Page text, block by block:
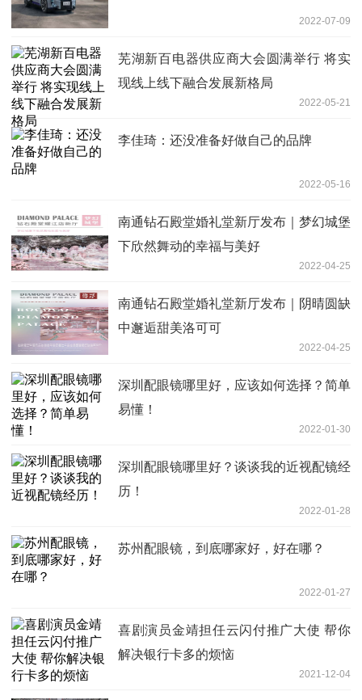
2022-07-09
芜湖新百电器供应商大会圆满举行 将实
现线上线下融合发展新格局
2022-05-21
李佳琦：还没准备好做自己的品牌
2022-05-16
南通钻石殿堂婚礼堂新厅发布｜梦幻城堡
下欣然舞动的幸福与美好
2022-04-25
南通钻石殿堂婚礼堂新厅发布｜阴晴圆缺
中邂逅甜美洛可可
2022-04-25
深圳配眼镜哪里好，应该如何选择？简单
易懂！
2022-01-30
深圳配眼镜哪里好？谈谈我的近视配镜经
历！
2022-01-28
苏州配眼镜，到底哪家好，好在哪？
2022-01-27
喜剧演员金靖担任云闪付推广大使 帮你
解决银行卡多的烦恼
2021-12-04